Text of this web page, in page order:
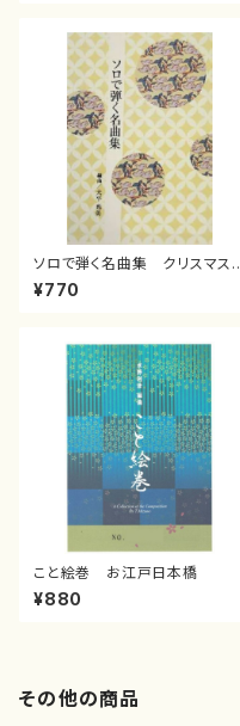
ソロで弾く名曲集 クリスマス・
イブ／恋人がサンタクロース(
箏独奏 /大平光美 編曲/楽
¥770
こと絵巻 お江戸日本橋
¥880
その他の商品